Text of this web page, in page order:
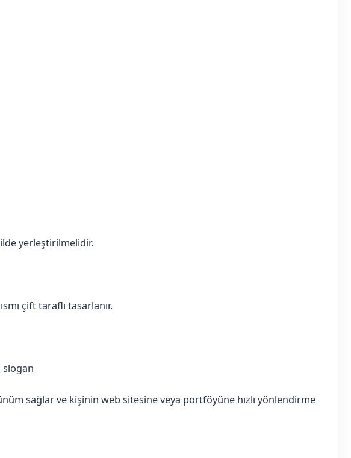
yerleştirilmelidir.
çift taraflı tasarlanır.
slogan
sağlar ve kişinin web sitesine veya portföyüne hızlı yönlendirme